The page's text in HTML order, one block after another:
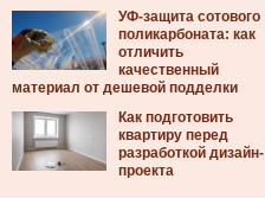
УФ-защита сотового
поликарбоната: как
отличить
качественный
материал от дешевой подделки
Как подготовить
квартиру перед
разработкой дизайн-
проекта